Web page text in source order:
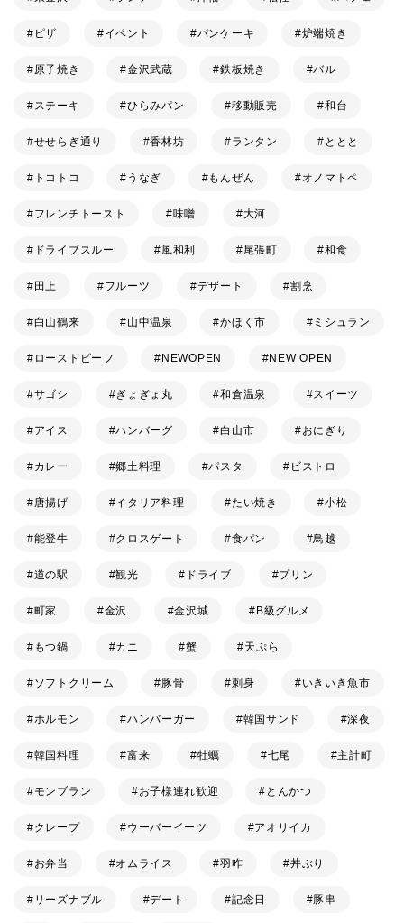
ピザ イベント パンケーキ 炉端焼き
原子焼き 金沢武蔵 鉄板焼き バル
ステーキ ひらみパン 移動販売 和台
せせらぎ通り 香林坊 ランタン ととと
トコトコ うなぎ もんぜん オノマトペ
フレンチトースト 味噌 大河
ドライブスルー 風和利 尾張町 和食
田上 フルーツ デザート 割烹
白山鶴来 山中温泉 かほく市 ミシュラン
ローストビーフ NEWOPEN NEW OPEN
サゴシ ぎょぎょ丸 和倉温泉 スイーツ
アイス ハンバーグ 白山市 おにぎり
カレー 郷土料理 パスタ ビストロ
唐揚げ イタリア料理 たい焼き 小松
能登牛 クロスゲート 食パン 鳥越
道の駅 観光 ドライブ プリン
町家 金沢 金沢城 B級グルメ
もつ鍋 カニ 蟹 天ぷら
ソフトクリーム 豚骨 刺身 いきいき魚市
ホルモン ハンバーガー 韓国サンド 深夜
韓国料理 富来 牡蠣 七尾 主計町
モンブラン お子様連れ歓迎 とんかつ
クレープ ウーバーイーツ アオリイカ
お弁当 オムライス 羽咋 丼ぶり
リーズナブル デート 記念日 豚串